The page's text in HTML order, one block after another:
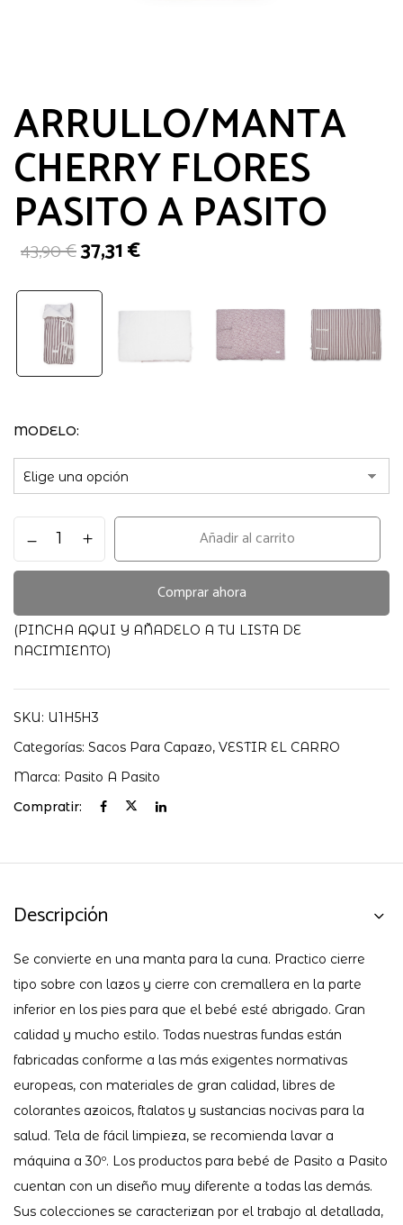
ARRULLO/MANTA
CHERRY FLORES
PASITO A PASITO
43,90€El
precio
era:
43,90 €.
37,31€Elprecio
MODELO
CHERRY
FLORES
A
PASITO
cantidad
Añadir al carrito
Comprar ahora
(PINCHA AQUI Y AÑADELO A TU LISTA DE
NACIMIENTO)
SKU: U1H5H3
Categorías: Sacos Para Capazo, VESTIR EL CARRO
Marca: Pasito A Pasito
Compratir:
Descripción
Se convierte en una manta para la cuna. Practico cierre
tipo sobre con lazos y cierre con cremallera en la parte
inferior en los pies para que el bebé esté abrigado. Gran
calidad y mucho estilo. Todas nuestras fundas están
fabricadas conforme a las más exigentes normativas
europeas, con materiales de gran calidad, libres de
colorantes azoicos, ftalatos y sustancias nocivas para la
salud. Tela de fácil limpieza, se recomienda lavar a
máquina a 30º. Los productos para bebé de Pasito a Pasito
cuentan con un diseño muy diferente a todas las demás.
Sus colecciones se caracterizan por el trabajo al detallada,